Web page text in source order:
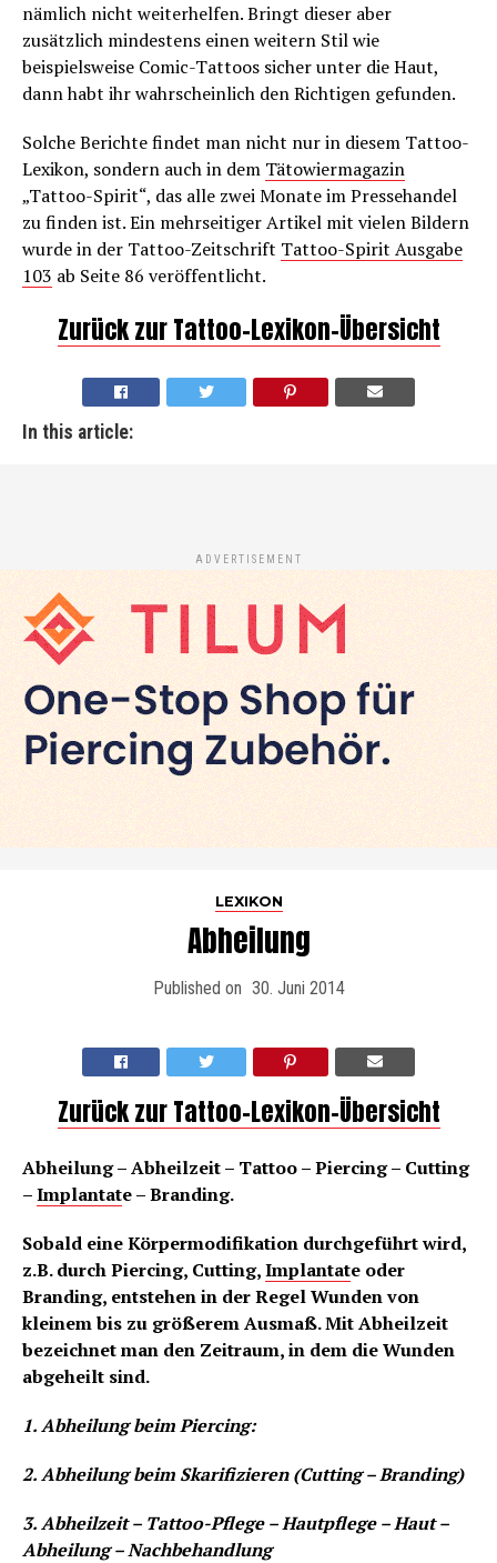
nämlich nicht weiterhelfen. Bringt dieser aber
zusätzlich mindestens einen weitern Stil wie
beispielsweise Comic-Tattoos sicher unter die Haut,
dann habt ihr wahrscheinlich den Richtigen gefunden.
Solche Berichte findet man nicht nur in diesem Tattoo-
Lexikon, sondern auch in dem Tätowiermagazin
„Tattoo-Spirit“, das alle zwei Monate im Pressehandel
zu finden ist. Ein mehrseitiger Artikel mit vielen Bildern
wurde in der Tattoo-Zeitschrift Tattoo-Spirit Ausgabe
103 ab Seite 86 veröffentlicht.
Zurück zur Tattoo-Lexikon-Übersicht
In this article:
ADVERTISEMENT
LEXIKON
Abheilung
Published on 30. Juni 2014
Zurück zur Tattoo-Lexikon-Übersicht
Abheilung – Abheilzeit – Tattoo – Piercing – Cutting
–Implantate – Branding.
Sobald eine Körpermodifikation durchgeführt wird,
z.B. durch Piercing, Cutting,Implantate oder
Branding, entstehen in der Regel Wunden von
kleinem bis zu größerem Ausmaß. Mit Abheilzeit
bezeichnet man den Zeitraum, in dem die Wunden
abgeheilt sind.
1. Abheilung beim Piercing:
2. Abheilung beim Skarifizieren (Cutting – Branding)
3. Abheilzeit – Tattoo-Pflege – Hautpflege – Haut –
Abheilung – Nachbehandlung